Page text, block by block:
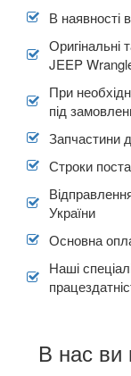
В наявності
Оригінальні
JEEP
При
під
Запчастини
Строки
України
Основна
Наші
В нас ви